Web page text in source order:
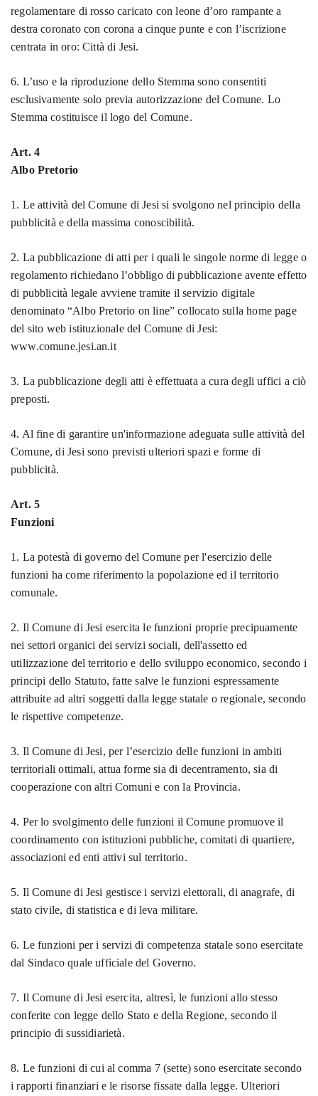
regolamentare di rosso caricato con leone d’oro rampante a
destra coronato con corona a cinque punte e con l’iscrizione
centrata in oro: Città di Jesi.
6. L’uso e la riproduzione dello Stemma sono consentiti
esclusivamente solo previa autorizzazione del Comune. Lo
Stemma costituisce il logo del Comune.
Art. 4
Albo Pretorio
1. Le attività del Comune di Jesi si svolgono nel principio della
pubblicità e della massima conoscibilità.
2. La pubblicazione di atti per i quali le singole norme di legge o
regolamento richiedano l’obbligo di pubblicazione avente effetto
di pubblicità legale avviene tramite il servizio digitale
denominato “Albo Pretorio on line” collocato sulla home page
del sito web istituzionale del Comune di Jesi:
www.comune.jesi.an.it
3. La pubblicazione degli atti è effettuata a cura degli uffici a ciò
preposti.
4. Al fine di garantire un'informazione adeguata sulle attività del
Comune, di Jesi sono previsti ulteriori spazi e forme di
pubblicità.
Art. 5
Funzioni
1. La potestà di governo del Comune per l'esercizio delle
funzioni ha come riferimento la popolazione ed il territorio
comunale.
2. Il Comune di Jesi esercita le funzioni proprie precipuamente
nei settori organici dei servizi sociali, dell'assetto ed
utilizzazione del territorio e dello sviluppo economico, secondo i
principi dello Statuto, fatte salve le funzioni espressamente
attribuite ad altri soggetti dalla legge statale o regionale, secondo
le rispettive competenze.
3. Il Comune di Jesi, per l’esercizio delle funzioni in ambiti
territoriali ottimali, attua forme sia di decentramento, sia di
cooperazione con altri Comuni e con la Provincia.
4. Per lo svolgimento delle funzioni il Comune promuove il
coordinamento con istituzioni pubbliche, comitati di quartiere,
associazioni ed enti attivi sul territorio.
5. Il Comune di Jesi gestisce i servizi elettorali, di anagrafe, di
stato civile, di statistica e di leva militare.
6. Le funzioni per i servizi di competenza statale sono esercitate
dal Sindaco quale ufficiale del Governo.
7. Il Comune di Jesi esercita, altresì, le funzioni allo stesso
conferite con legge dello Stato e della Regione, secondo il
principio di sussidiarietà.
8. Le funzioni di cui al comma 7 (sette) sono esercitate secondo
i rapporti finanziari e le risorse fissate dalla legge. Ulteriori